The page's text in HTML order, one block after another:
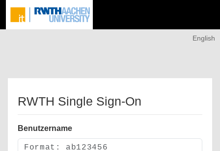
English
RWTH Single Sign-On
Benutzername